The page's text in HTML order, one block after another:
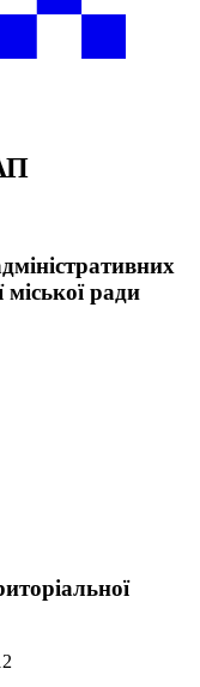
ради